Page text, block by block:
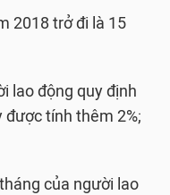
2018 trở đi là 15
lao động quy định
tính thêm 2%;
của người lao